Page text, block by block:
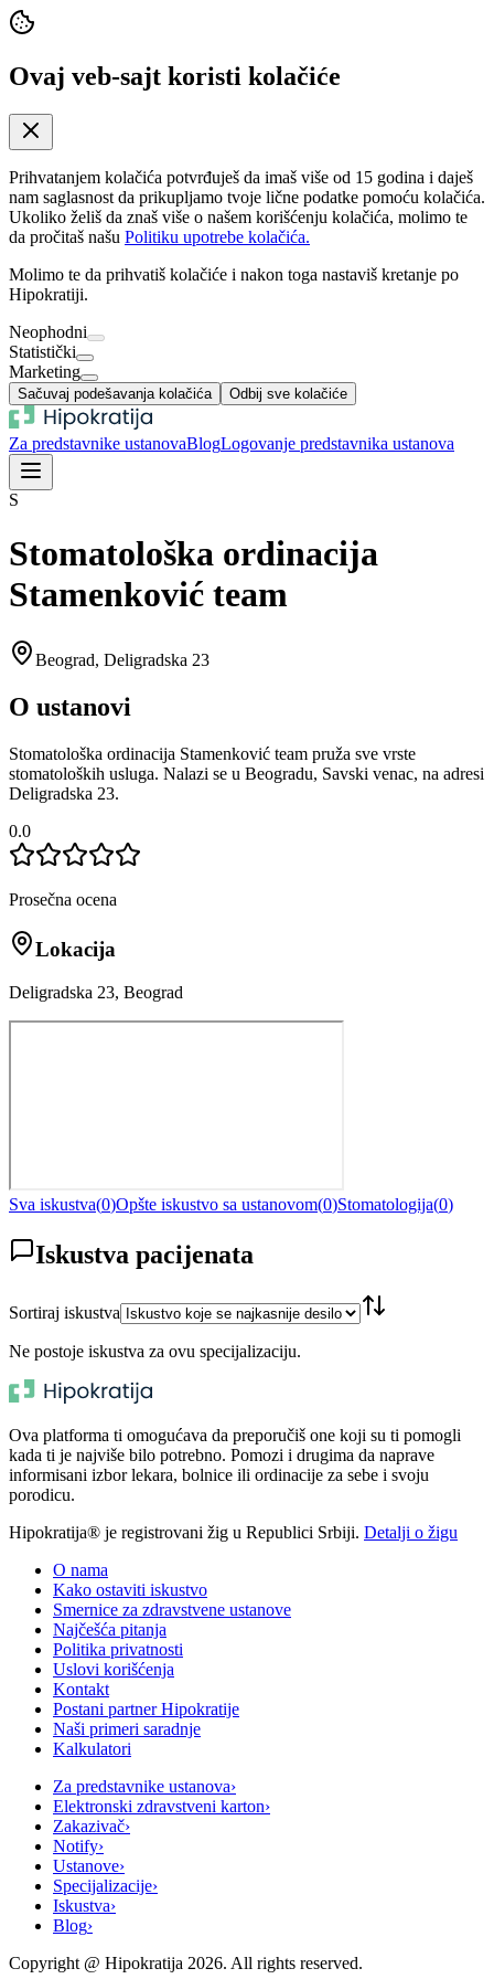
Ovaj veb-sajt koristi kolačiće
Prihvatanjem kolačića potvrđuješ da imaš više od 15 godina i daješ
nam saglasnost da prikupljamo tvoje lične podatke pomoću kolačića.
Ukoliko želiš da znaš više o našem korišćenju kolačića, molimo te
da pročitaš našu Politiku upotrebe kolačića.
Molimo te da prihvatiš kolačiće i nakon toga nastaviš kretanje po
Hipokratiji.
Neophodni
Statistički
Marketing
Sačuvaj podešavanja kolačića Odbij sve kolačiće
Za predstavnike ustanovaBlogLogovanje predstavnika ustanova
S
Stomatološka ordinacija
Stamenković team
Beograd, Deligradska 23
O ustanovi
Stomatološka ordinacija Stamenković team pruža sve vrste
stomatoloških usluga. Nalazi se u Beogradu, Savski venac, na adresi
Deligradska 23.
0.0
Prosečna ocena
Lokacija
Deligradska 23, Beograd
Sva iskustva(0)Opšte iskustvo sa ustanovom(0)Stomatologija(0)
Iskustva pacijenata
Sortiraj iskustva
Ne postoje iskustva za ovu specijalizaciju.
Ova platforma ti omogućava da preporučiš one koji su ti pomogli
kada ti je najviše bilo potrebno. Pomozi i drugima da naprave
informisani izbor lekara, bolnice ili ordinacije za sebe i svoju
porodicu.
Hipokratija® je registrovani žig u Republici Srbiji. Detalji o žigu
O nama
Kako ostaviti iskustvo
Smernice za zdravstvene ustanove
Najčešća pitanja
Politika privatnosti
Uslovi korišćenja
Kontakt
Postani partner Hipokratije
Naši primeri saradnje
Kalkulatori
Za predstavnike ustanova›
Elektronski zdravstveni karton›
Zakazivač›
Notify›
Ustanove›
Specijalizacije›
Iskustva›
Blog›
Copyright @ Hipokratija 2026. All rights reserved.